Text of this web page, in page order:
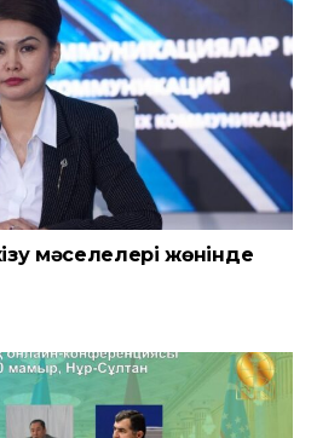
мәселелері жөнінде